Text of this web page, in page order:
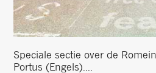
Speciale sectie over de
Portus (Engels)....